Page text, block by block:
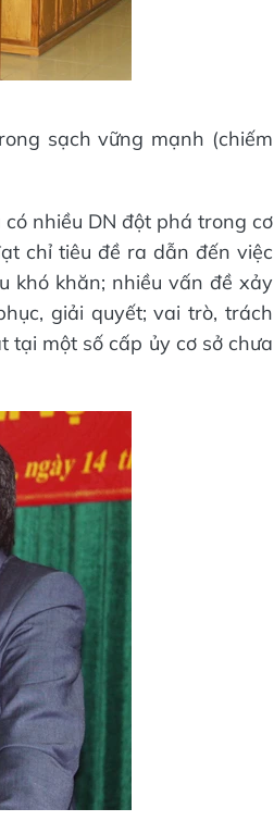
sạch vững mạnh (chiếm
nhiều DN đột phá trong cơ
chỉ tiêu đề ra dẫn đến việc
khó khăn; nhiều vấn đề xảy
giải quyết; vai trò, trách
tại một số cấp ủy cơ sở chưa